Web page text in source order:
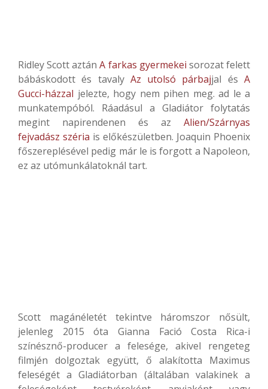
Ridley Scott aztán A farkas gyermekei sorozat felett
bábáskodott és tavaly Az utolsó párbajjal ésA
Gucci-házzal jelezte, hogy nem pihen meg. ad le a
munkatempóból. Ráadásul a Gladiátor folytatás
megint napirendenen és az Alien/Szárnyas
fejvadász széria is előkészületben. Joaquin Phoenix
főszereplésével pedig már le is forgott a Napoleon,
ez az utómunkálatoknál tart.
Scott magánéletét tekintve háromszor nősült,
jelenleg 2015 óta Gianna Fació Costa Rica-i
színésznő-producer a felesége, akivel rengeteg
filmjén dolgoztak együtt, ő alakította Maximus
feleségét a Gladiátorban (általában valakinek a